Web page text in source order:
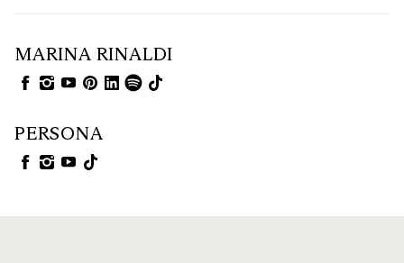
MARINA RINALDI
PERSONA